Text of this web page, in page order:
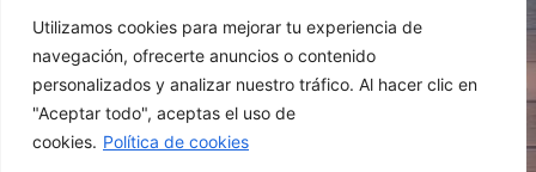
Utilizamos cookies para mejorar tu experiencia de
navegación, ofrecerte anuncios o contenido
personalizados y analizar nuestro tráfico. Al hacer clic en
"Aceptar todo", aceptas el uso de
cookies. Política de cookies
OFICINA NERVIÓN
Av. San Francisco Javier 7, Local VK
CÓMO LLEGAR
+34 954 70 15 15